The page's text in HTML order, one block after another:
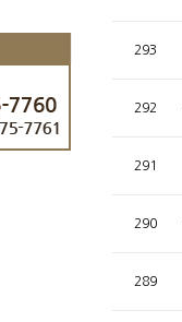
293
292
291
290
289